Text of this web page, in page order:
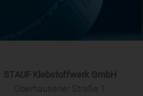
STAUF Klebstoffwerk GmbH
Oberhausener Straße 1